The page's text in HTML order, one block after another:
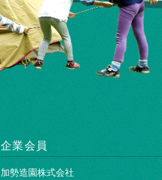
企業会員
加勢造園株式会社